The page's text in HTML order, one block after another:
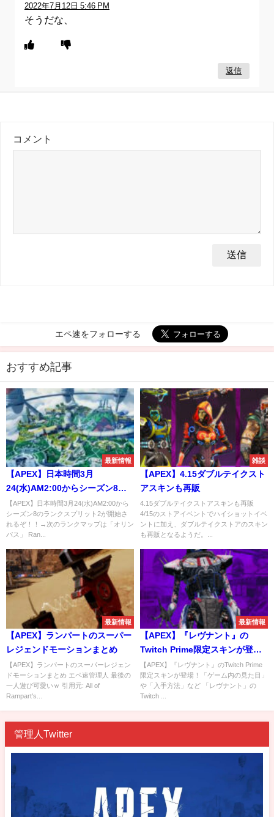
2022年7月12日 5:46 PM
そうだな、
返信
コメント
エペ速をフォローする
おすすめ記事
最新情報
【APEX】日本時間3月
24(水)AM2:00からシーズン8の
ランクスプリット2が開始される
ぞ！！→次のランクマップは
「オリンパス」
【APEX】日本時間3月24(水)AM2:00から
シーズン8のランクスプリット2が開始さ
れるぞ！！→次のランクマップは「オリン
パス」 Ran...
雑談
【APEX】4.15ダブルテイクスト
アスキンも再販
4.15ダブルテイクストアスキンも再販
4/15のストアイベントでハイショットイベ
ントに加え、ダブルテイクストアのスキン
も再販となるようだ。...
最新情報
【APEX】ランパートのスーパー
レジェンドモーションまとめ
【APEX】ランパートのスーパーレジェン
ドモーションまとめ エペ速管理人 最後の
一人遊び可愛いｗ 引用元: All of
Rampart's...
最新情報
【APEX】『レヴナント』の
Twitch Prime限定スキンが登
場！「ゲーム内の見た目」や
「入手方法」など
【APEX】『レヴナント』のTwitch Prime
限定スキンが登場！「ゲーム内の見た目」
や「入手方法」など 「レヴナント」の
Twitch ...
管理人Twitter